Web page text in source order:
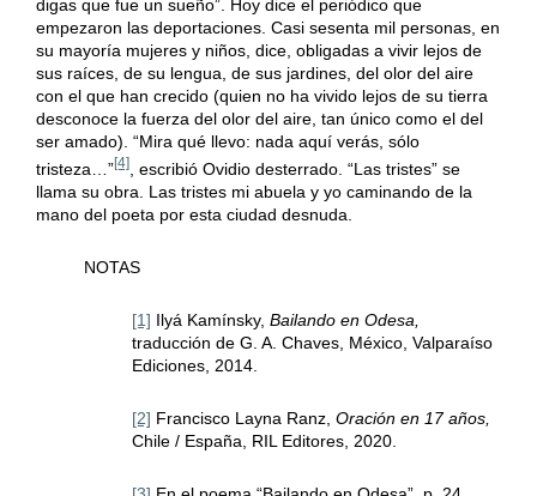
digas que fue un sueño”. Hoy dice el periódico que
empezaron las deportaciones. Casi sesenta mil personas, en
su mayoría mujeres y niños, dice, obligadas a vivir lejos de
sus raíces, de su lengua, de sus jardines, del olor del aire
con el que han crecido (quien no ha vivido lejos de su tierra
desconoce la fuerza del olor del aire, tan único como el del
ser amado). “Mira qué llevo: nada aquí verás, sólo
tristeza…”[4], escribió Ovidio desterrado. “Las tristes” se
llama su obra. Las tristes mi abuela y yo caminando de la
mano del poeta por esta ciudad desnuda.
NOTAS
[1] Ilyá Kamínsky, Bailando en Odesa,
traducción de G. A. Chaves, México, Valparaíso
Ediciones, 2014.
[2] Francisco Layna Ranz, Oración en 17 años,
Chile / España, RIL Editores, 2020.